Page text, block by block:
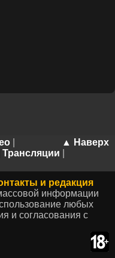
▲ Наверх
Трансляции
и редакция
информации
любых
и согласования с